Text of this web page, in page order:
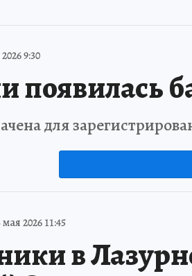
9:30
появилась
для
мая 2026 11:45
в